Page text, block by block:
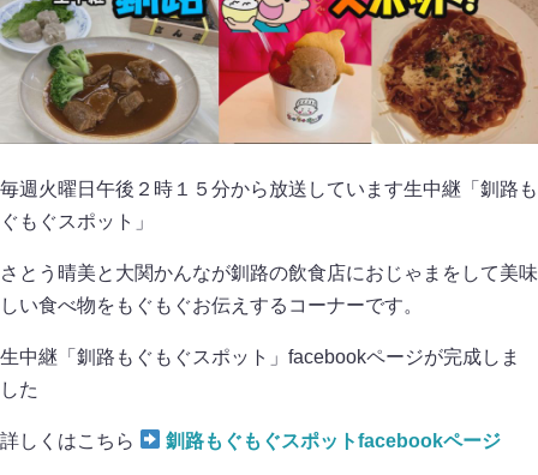
毎週火曜日午後２時１５分から放送しています生中継「釧路も
ぐもぐスポット」
さとう晴美と大関かんなが釧路の飲食店におじゃまをして美味
しい食べ物をもぐもぐお伝えするコーナーです。
生中継「釧路もぐもぐスポット」facebookページが完成しま
した
詳しくはこちら 釧路もぐもぐスポットfacebookページ